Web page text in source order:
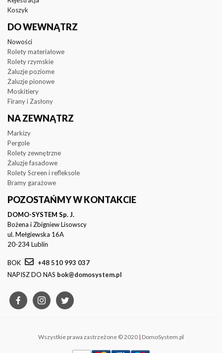
Koszyk
DO WEWNĄTRZ
Nowości
Rolety materiałowe
Rolety rzymskie
Żaluzje poziome
Żaluzje pionowe
Moskitiery
Firany i Zasłony
NA ZEWNĄTRZ
Markizy
Pergole
Rolety zewnętrzne
Żaluzje fasadowe
Rolety Screen i refleksole
Bramy garażowe
POZOSTAŃMY W KONTAKCIE
DOMO-SYSTEM Sp. J.
Bożena i Zbigniew Lisowscy
ul. Mełgiewska 16A
20-234 Lublin
BOK
+48 510 993 037
NAPISZ DO NAS bok@domosystem.pl
Wszystkie prawa zastrzeżone © 2020 | DomoSystem.pl